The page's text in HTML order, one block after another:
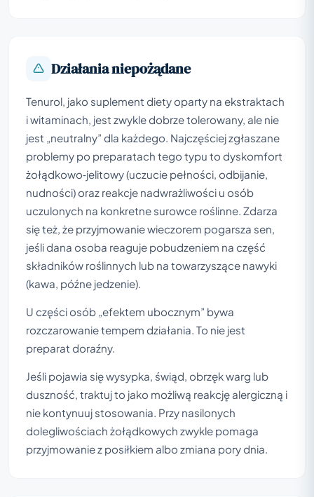
Działania niepożądane
Tenurol, jako suplement diety oparty na ekstraktach
i witaminach, jest zwykle dobrze tolerowany, ale nie
jest „neutralny” dla każdego. Najczęściej zgłaszane
problemy po preparatach tego typu to dyskomfort
żołądkowo‑jelitowy (uczucie pełności, odbijanie,
nudności) oraz reakcje nadwrażliwości u osób
uczulonych na konkretne surowce roślinne. Zdarza
się też, że przyjmowanie wieczorem pogarsza sen,
jeśli dana osoba reaguje pobudzeniem na część
składników roślinnych lub na towarzyszące nawyki
(kawa, późne jedzenie).
U części osób „efektem ubocznym” bywa
rozczarowanie tempem działania. To nie jest
preparat doraźny.
Jeśli pojawia się wysypka, świąd, obrzęk warg lub
duszność, traktuj to jako możliwą reakcję alergiczną i
nie kontynuuj stosowania. Przy nasilonych
dolegliwościach żołądkowych zwykle pomaga
przyjmowanie z posiłkiem albo zmiana pory dnia.